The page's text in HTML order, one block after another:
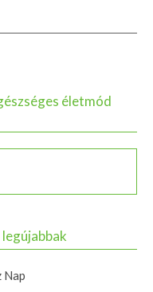
életmód
Nap